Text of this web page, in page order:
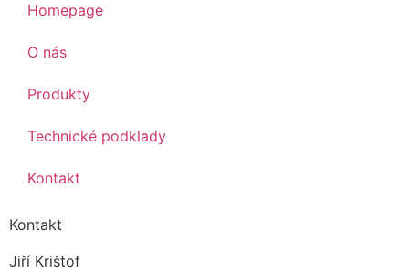
Homepage
O nás
Produkty
Technické podklady
Kontakt
Kontakt
Jiří Krištof